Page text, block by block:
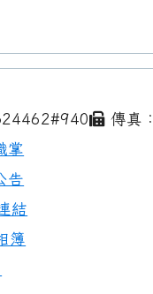
傳真
掌
告
結
簿